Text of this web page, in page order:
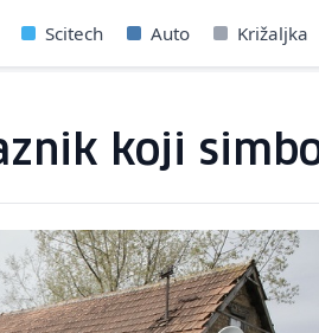
Scitech Auto Križaljka
koji